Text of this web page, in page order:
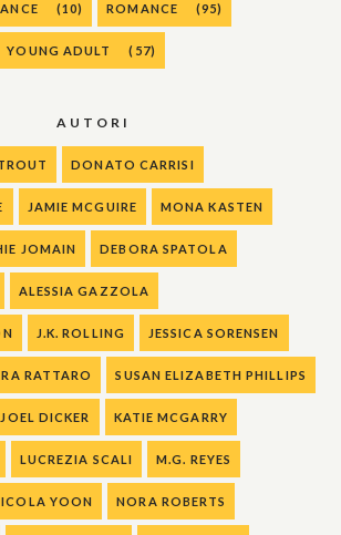
(10) ROMANCE (95)
YOUNG ADULT (57)
AUTORI
DONATO CARRISI
JAMIE MCGUIRE MONA KASTEN
JOMAIN DEBORA SPATOLA
ALESSIA GAZZOLA
J.K. ROLLING JESSICA SORENSEN
RATTARO SUSAN ELIZABETH PHILLIPS
JOEL DICKER KATIE MCGARRY
LUCREZIA SCALI M.G. REYES
YOON NORA ROBERTS